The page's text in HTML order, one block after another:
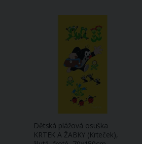
Dětská plážová osuška
KRTEK A ŽABKY (Krteček),